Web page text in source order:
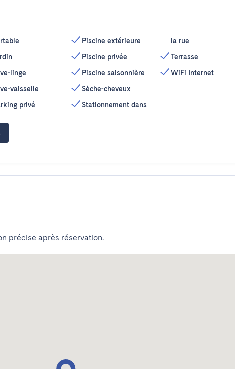
linge
vaisselle
privé
Piscine extérieure
Piscine privée
Piscine saisonnière
Sèche-cheveux
Stationnement dans
la rue
Terrasse
WiFi Internet
précise après réservation.